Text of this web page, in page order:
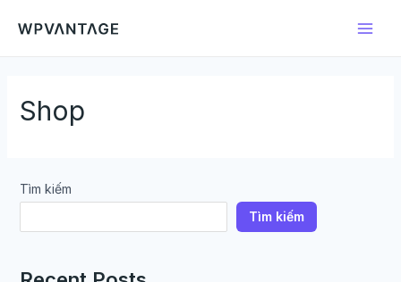
Shop
Tìm kiếm
Tìm kiếm